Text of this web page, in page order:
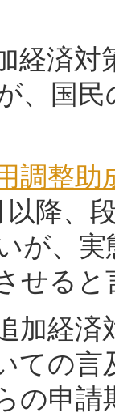
済対
、国
調整助
降、
が、
せる
加経済
ての
の申